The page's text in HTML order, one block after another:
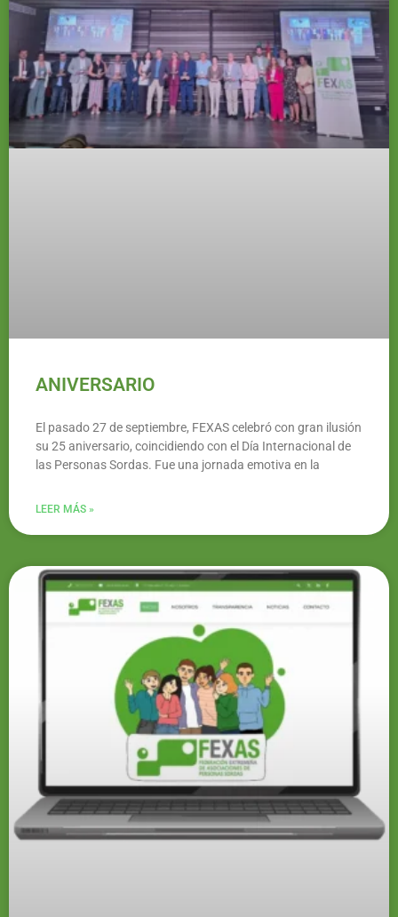
ANIVERSARIO
El pasado 27 de septiembre, FEXAS celebró con gran ilusión
su 25 aniversario, coincidiendo con el Día Internacional de
las Personas Sordas. Fue una jornada emotiva en la
LEER MÁS »